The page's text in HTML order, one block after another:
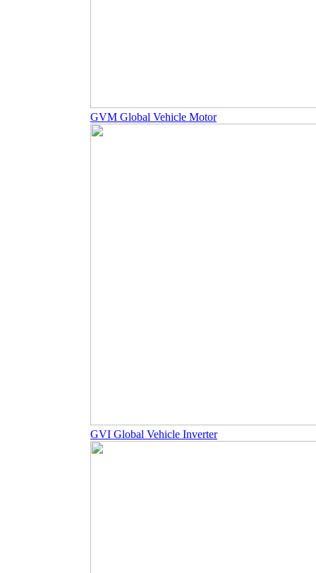
GVM Global Vehicle Motor
GVI Global Vehicle Inverter